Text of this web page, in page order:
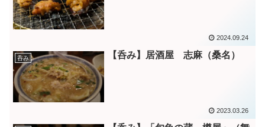
2024.09.24
呑み 【呑み】居酒屋 志麻（桑名）
2023.03.26